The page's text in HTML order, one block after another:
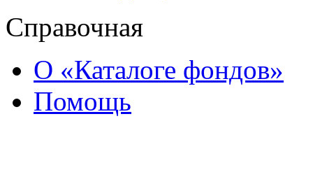
Справочная
О «Каталоге фондов»
Помощь